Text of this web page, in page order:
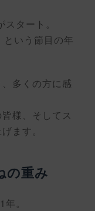
タート。
という節目の年
多くの方に感
様、そしてス
ます。
の重み
。